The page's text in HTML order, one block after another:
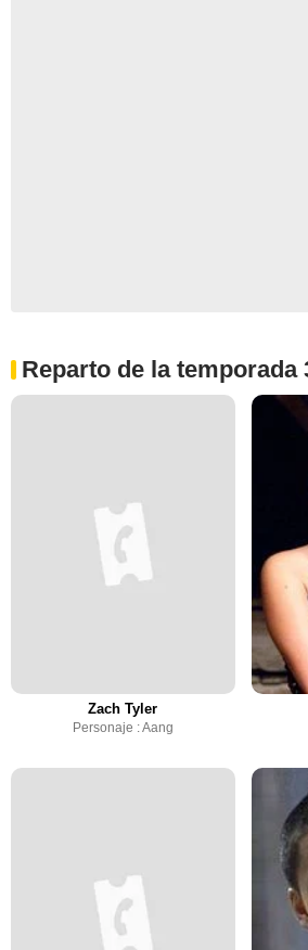
Reparto de la temporada
Zach Tyler
Personaje : Aang